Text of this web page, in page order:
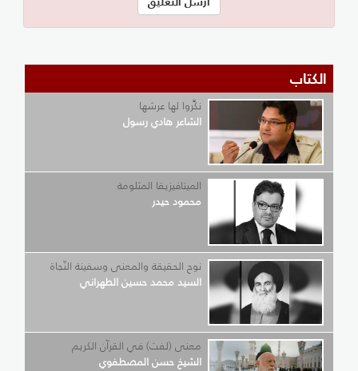
الكتاب
نكِّروا لها عرشها
الشاعر هادي رسول
الميتافيزيقا المثلومة
محمود حيدر
نوح الحقيقة والمعنى وسفينة النّجاة
السيد محمد حسين الطهراني
معنى (لفت) في القرآن الكريم
الشيخ حسن المصطفوي